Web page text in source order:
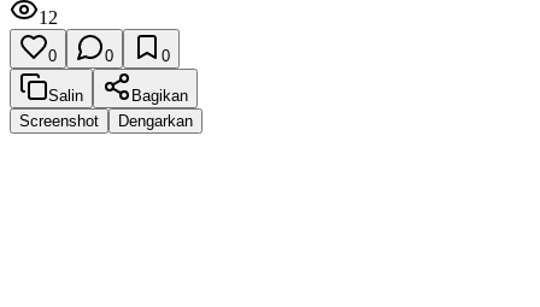
12
0 0 0
Salin
Bagikan
Screenshot
Dengarkan